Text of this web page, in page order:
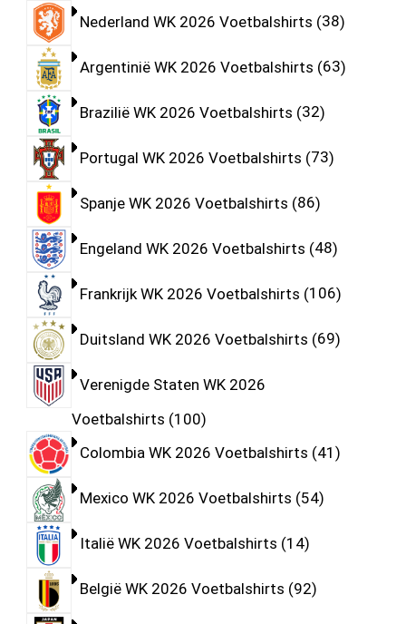
Nederland WK 2026 Voetbalshirts 38
Argentinië WK 2026 Voetbalshirts 63
Brazilië WK 2026 Voetbalshirts 32
Portugal WK 2026 Voetbalshirts 73
Spanje WK 2026 Voetbalshirts 86
Engeland WK 2026 Voetbalshirts 48
Frankrijk WK 2026 Voetbalshirts 106
Duitsland WK 2026 Voetbalshirts 69
Verenigde Staten WK 2026
Voetbalshirts 100
Colombia WK 2026 Voetbalshirts 41
Mexico WK 2026 Voetbalshirts 54
Italië WK 2026 Voetbalshirts 14
België WK 2026 Voetbalshirts 92